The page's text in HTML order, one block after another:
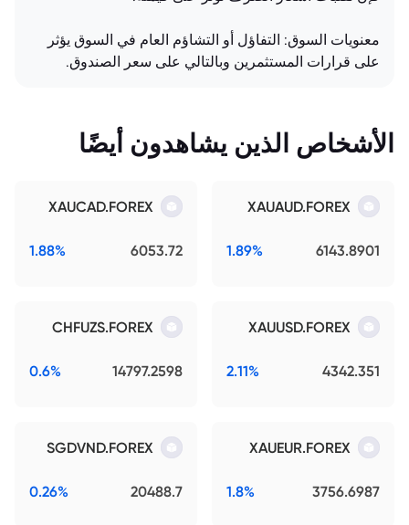
معنويات السوق: التفاؤل أو التشاؤم العام في السوق يؤثر
على قرارات المستثمرين وبالتالي على سعر الصندوق.
الأشخاص الذين يشاهدون أيضًا
XAUAUD.FOREX
6143.8901
1.89%
XAUCAD.FOREX
6053.72
1.88%
XAUUSD.FOREX
4342.351
2.11%
CHFUZS.FOREX
14797.2598
0.6%
XAUEUR.FOREX
3756.6987
1.8%
SGDVND.FOREX
20488.7
0.26%